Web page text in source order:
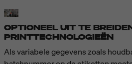
OPTIONEEL UIT TE
PRINTTECHNOLOGIEËN
Als variabele gegevens zoals